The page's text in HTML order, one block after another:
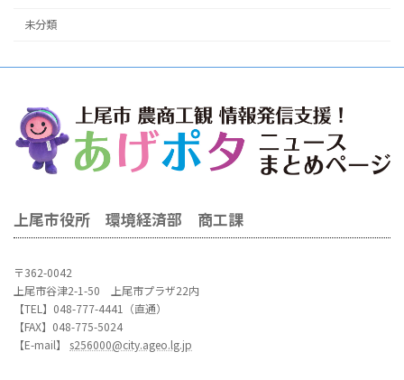
未分類
上尾市役所 環境経済部 商工課
〒362-0042
上尾市谷津2-1-50 上尾市プラザ22内
【TEL】048-777-4441（直通）
【FAX】048-775-5024
【E-mail】 s256000@city.ageo.lg.jp